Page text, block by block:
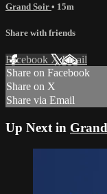
Grand Soir • 15m
Share with friends
Facebook XEmail
Share on Facebook
Share on X
Share via Email
Up Next in